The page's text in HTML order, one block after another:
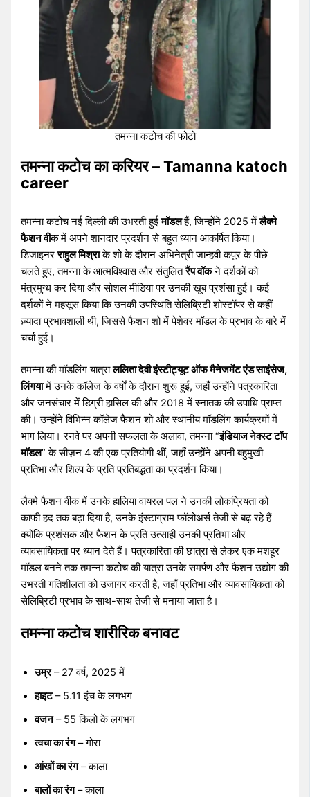
तमन्ना कटोच की फोटो
तमन्ना कटोच का करियर – Tamanna katoch
career
तमन्ना कटोच नई दिल्ली की उभरती हुईमॉडलहैं, जिन्होंने 2025 मेंलैक्मे
फैशन वीकमें अपने शानदार प्रदर्शन से बहुत ध्यान आकर्षित किया।
डिजाइनरराहुल मिश्राके शो के दौरान अभिनेत्री जान्हवी कपूर के पीछे
चलते हुए, तमन्ना के आत्मविश्वास और संतुलितरैंप वॉकने दर्शकों को
मंत्रमुग्ध कर दिया और सोशल मीडिया पर उनकी खूब प्रशंसा हुई। कई
दर्शकों ने महसूस किया कि उनकी उपस्थिति सेलिब्रिटी शोस्टॉपर से कहीं
ज़्यादा प्रभावशाली थी, जिससे फैशन शो में पेशेवर मॉडल के प्रभाव के बारे में
चर्चा हुई।
तमन्ना की मॉडलिंग यात्राललिता देवी इंस्टीट्यूट ऑफ मैनेजमेंट एंड साइंसेज,
लिंगयामें उनके कॉलेज के वर्षों के दौरान शुरू हुई, जहाँ उन्होंने पत्रकारिता
और जनसंचार में डिग्री हासिल की और 2018 में स्नातक की उपाधि प्राप्त
की। उन्होंने विभिन्न कॉलेज फैशन शो और स्थानीय मॉडलिंग कार्यक्रमों में
भाग लिया। रनवे पर अपनी सफलता के अलावा, तमन्ना “इंडियाज नेक्स्ट टॉप
मॉडल” के सीज़न 4 की एक प्रतियोगी थीं, जहाँ उन्होंने अपनी बहुमुखी
प्रतिभा और शिल्प के प्रति प्रतिबद्धता का प्रदर्शन किया।
लैक्मे फैशन वीक में उनके हालिया वायरल पल ने उनकी लोकप्रियता को
काफी हद तक बढ़ा दिया है, उनके इंस्टाग्राम फॉलोअर्स तेजी से बढ़ रहे हैं
क्योंकि प्रशंसक और फैशन के प्रति उत्साही उनकी प्रतिभा और
व्यावसायिकता पर ध्यान देते हैं। पत्रकारिता की छात्रा से लेकर एक मशहूर
मॉडल बनने तक तमन्ना कटोच की यात्रा उनके समर्पण और फैशन उद्योग की
उभरती गतिशीलता को उजागर करती है, जहाँ प्रतिभा और व्यावसायिकता को
सेलिब्रिटी प्रभाव के साथ-साथ तेजी से मनाया जाता है।
तमन्ना कटोच शारीरिक बनावट
उम्र– 27 वर्ष, 2025 में
हाइट– 5.11 इंच के लगभग
वजन– 55 किलो के लगभग
त्वचा का रंग– गोरा
आंखों का रंग– काला
बालों का रंग– काला